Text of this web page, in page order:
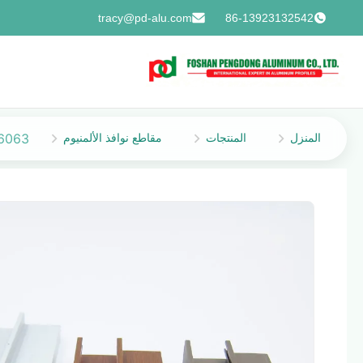
86-13923132542
tracy@pd-alu.com
المنزل المنتجات مقاطع نوافذ الألمنيوم 6063 6061 لمحات نافذة الألومنيوم لخطوط